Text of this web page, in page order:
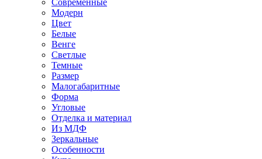
Современные
Модерн
Цвет
Белые
Венге
Светлые
Темные
Размер
Малогабаритные
Форма
Угловые
Отделка и материал
Из МДФ
Зеркальные
Особенности